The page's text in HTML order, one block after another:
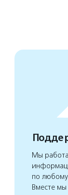
Мы
по любому
Вместе мы